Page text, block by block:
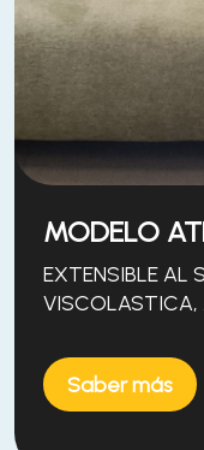
MODELO
EXTENSIBLE AL
VISCOLASTICA,
Saber más